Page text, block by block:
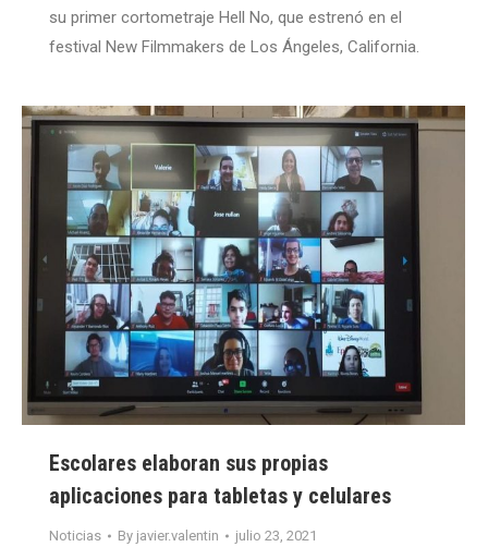
su primer cortometraje Hell No, que estrenó en el
festival New Filmmakers de Los Ángeles, California.
Escolares elaboran sus propias
aplicaciones para tabletas y celulares
Noticias By javier.valentin julio 23, 2021